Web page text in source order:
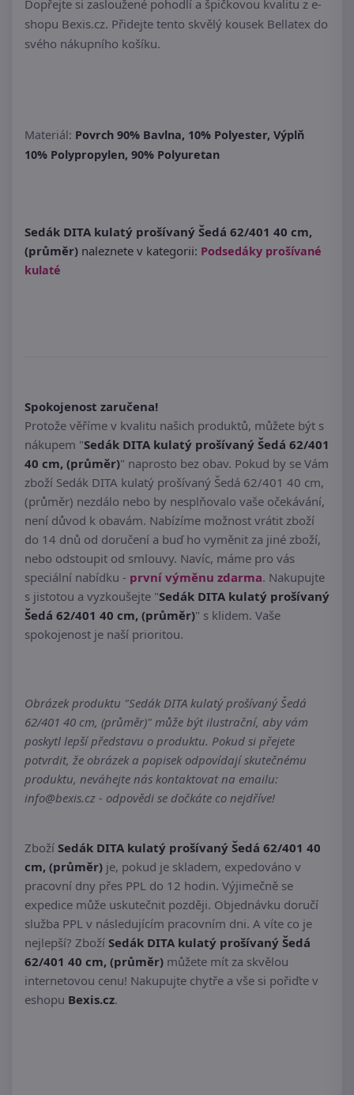
Dopřejte si zasloužené pohodlí a špičkovou kvalitu z e-
shopu Bexis.cz. Přidejte tento skvělý kousek Bellatex do
svého nákupního košíku.
Materiál: Povrch 90% Bavlna, 10% Polyester, Výplň
10% Polypropylen, 90% Polyuretan
Sedák DITA kulatý prošívaný Šedá 62/401 40 cm,
(průměr) naleznete v kategorii: Podsedáky prošívané
kulaté
Spokojenost zaručena!
Protože věříme v kvalitu našich produktů, můžete být s
nákupem "Sedák DITA kulatý prošívaný Šedá 62/401
40 cm, (průměr)" naprosto bez obav. Pokud by se Vám
zboží Sedák DITA kulatý prošívaný Šedá 62/401 40 cm,
(průměr) nezdálo nebo by nesplňovalo vaše očekávání,
není důvod k obavám. Nabízíme možnost vrátit zboží
do 14 dnů od doručení a buď ho vyměnit za jiné zboží,
nebo odstoupit od smlouvy. Navíc, máme pro vás
speciální nabídku - první výměnu zdarma. Nakupujte
s jistotou a vyzkoušejte "Sedák DITA kulatý prošívaný
Šedá 62/401 40 cm, (průměr)" s klidem. Vaše
spokojenost je naší prioritou.
Obrázek produktu "Sedák DITA kulatý prošívaný Šedá
62/401 40 cm, (průměr)" může být ilustrační, aby vám
poskytl lepší představu o produktu. Pokud si přejete
potvrdit, že obrázek a popisek odpovídají skutečnému
produktu, neváhejte nás kontaktovat na emailu:
info@bexis.cz - odpovědi se dočkáte co nejdříve!
Zboží Sedák DITA kulatý prošívaný Šedá 62/401 40
cm, (průměr) je, pokud je skladem, expedováno v
pracovní dny přes PPL do 12 hodin. Výjimečně se
expedice může uskutečnit později. Objednávku doručí
služba PPL v následujícím pracovním dni. A víte co je
nejlepší? Zboží Sedák DITA kulatý prošívaný Šedá
62/401 40 cm, (průměr) můžete mít za skvělou
internetovou cenu! Nakupujte chytře a vše si pořiďte v
eshopu Bexis.cz.